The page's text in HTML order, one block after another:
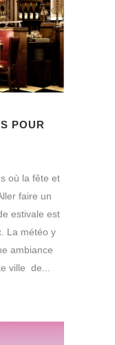
POUR
où la fête et
faire un
estivale est
La météo y
ambiance
ville de...